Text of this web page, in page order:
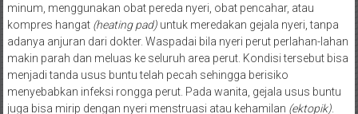
minum, menggunakan obat pereda nyeri, obat pencahar, atau
kompres hangat(heating pad) untuk meredakan gejala nyeri, tanpa
adanya anjuran dari dokter. Waspadai bila nyeri perut perlahan-lahan
makin parah dan meluas ke seluruh area perut. Kondisi tersebut bisa
menjadi tanda usus buntu telah pecah sehingga berisiko
menyebabkan infeksi rongga perut. Pada wanita, gejala usus buntu
juga bisa mirip dengan nyeri menstruasi atau kehamilan (ektopik).